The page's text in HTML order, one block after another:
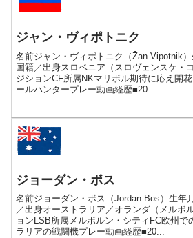
ジャン・ヴィポトニク
名前ジャン・ヴィポトニク（Žan Vipotnik
国籍／出身スロベニア（スロヴェンスケ・
ジションCF所属NKマリボル期待に応え開
ールハンタープレー動画経歴■20...
ジョーダン・ボス
名前ジョーダン・ボス（Jordan Bos）生年
／出身オーストラリア／オランダ（メルボ
ョンLSB所属メルボルン・シティFC欧州で
ラリアの戦闘機プレー動画経歴■20...